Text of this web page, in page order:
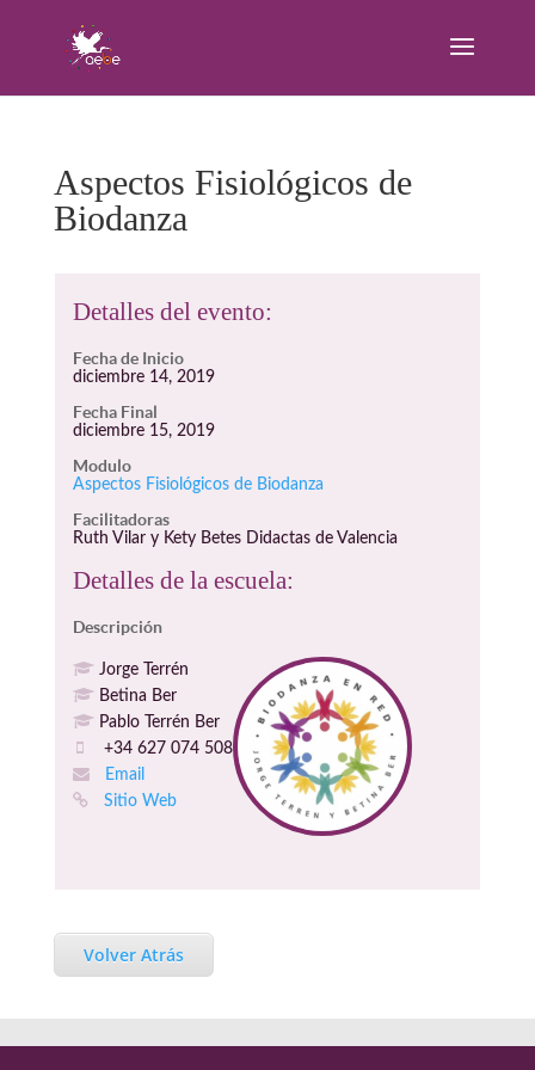
Aspectos Fisiológicos de
Biodanza
Detalles del evento:
Fecha de Inicio
diciembre 14, 2019
Fecha Final
diciembre 15, 2019
Modulo
Aspectos Fisiológicos de Biodanza
Facilitadoras
Ruth Vilar y Kety Betes Didactas de Valencia
Detalles de la escuela:
Descripción
Jorge Terrén
Betina Ber
Pablo Terrén Ber
+34 627 074 508
Email
Sitio Web
Volver Atrás